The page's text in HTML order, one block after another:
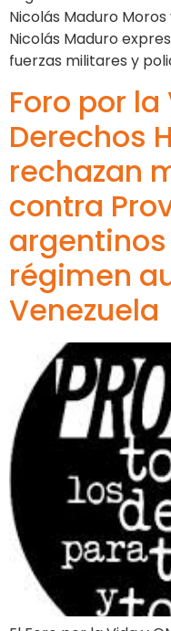
Nicolás Maduro
Nicolás Maduro
fuerzas militares y
Foro por la
Derechos
rechazan
contra
régimen
Venezuela